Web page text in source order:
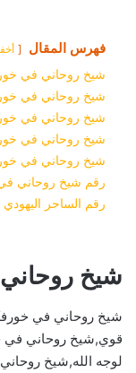
فهرس المقال
شيخ روحاني في
شيخ روحاني في
شيخ روحاني في
شيخ روحاني في
شيخ روحاني في
رقم شيخ روحاني
رقم الساحر اليهودي
شيخ
شيخ روحاني في
قوي,شيخ روحاني في
لوجه الله,شيخ